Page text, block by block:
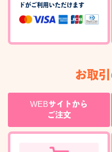
ドがご利用いただけます
お取
WEBサイトから
ご注文